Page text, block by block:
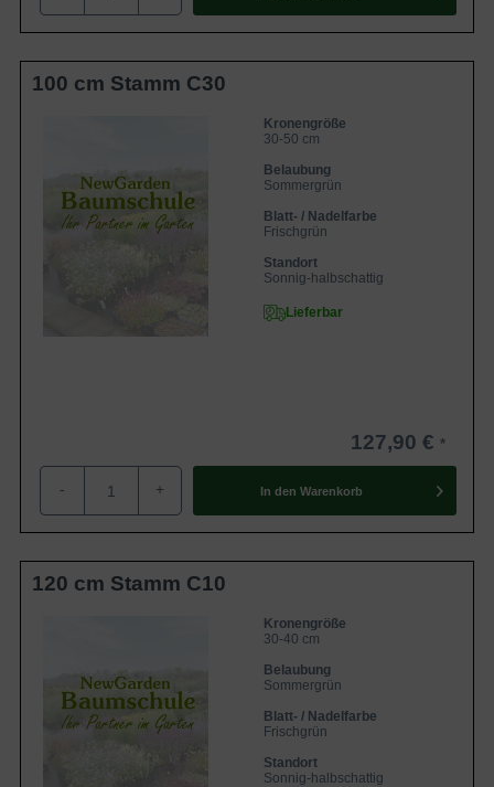
100 cm Stamm C30
Kronengröße
30-50 cm
Belaubung
Sommergrün
Blatt- / Nadelfarbe
Frischgrün
Standort
Sonnig-halbschattig
Lieferbar
127,90 €
- + In den Warenkorb
120 cm Stamm C10
Kronengröße
30-40 cm
Belaubung
Sommergrün
Blatt- / Nadelfarbe
Frischgrün
Standort
Sonnig-halbschattig